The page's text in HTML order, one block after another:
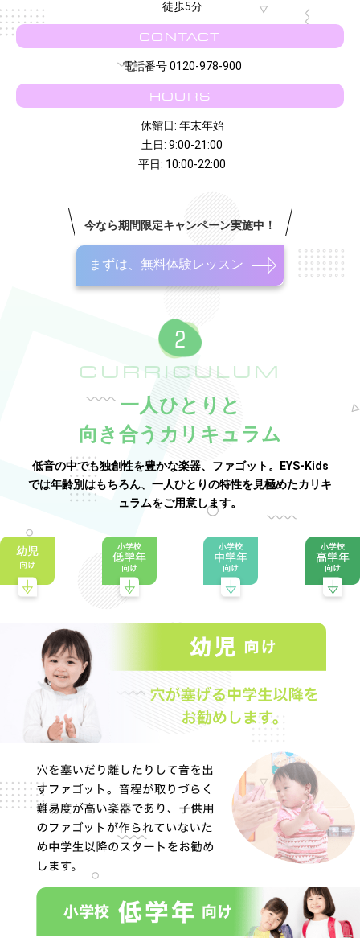
徒歩5分
CONTACT
電話番号 0120-978-900
HOURS
休館日: 年末年始
土日: 9:00-21:00
平日: 10:00-22:00
今なら期間限定キャンペーン実施中！
まずは、無料体験レッスン
CURRICULUM
一人ひとりと
向き合うカリキュラム
低音の中でも独創性を豊かな楽器、ファゴット。EYS-Kids
では年齢別はもちろん、一人ひとりの特性を見極めたカリキ
ュラムをご用意します。